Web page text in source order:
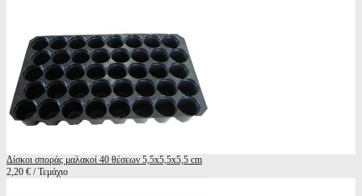
Δίσκοι σποράς μαλακοί 40 θέσεων 5,5x5,5x5,5 cm
2,20 € / Τεμάχιο